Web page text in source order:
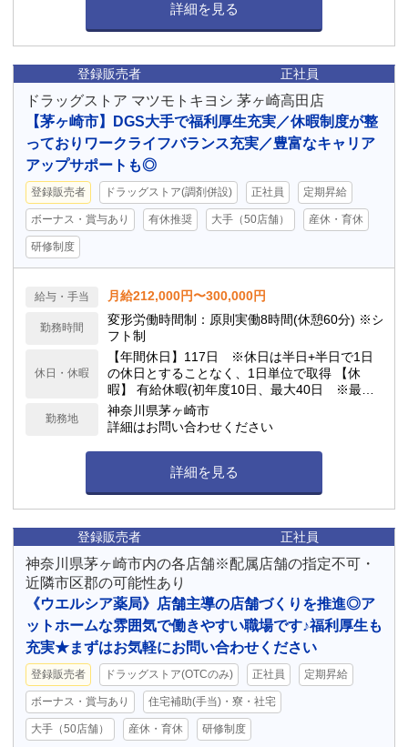
詳細を見る
登録販売者 正社員
ドラッグストア マツモトキヨシ 茅ヶ崎高田店
【茅ヶ崎市】DGS大手で福利厚生充実／休暇制度が整
っておりワークライフバランス充実／豊富なキャリア
アップサポートも◎
登録販売者 ドラッグストア(調剤併設) 正社員 定期昇給
ボーナス・賞与あり 有休推奨 大手（50店舗） 産休・育休
研修制度
給与・手当 月給212,000円〜300,000円
勤務時間
変形労働時間制：原則実働8時間(休憩60分) ※シ
フト制
休日・休暇
【年間休日】117日 ※休日は半日+半日で1日
の休日とすることなく、1日単位で取得 【休
暇】 有給休暇(初年度10日、最大40日 ※最低5
日間の有給休暇取得を義務付） 連続休暇(最大7
日）、慶弔休暇、アニバーサリー(1日）、 産
前産後(産前6週産後8週)、育児(最大2年）、介
護休業 他
勤務地
神奈川県茅ヶ崎市
詳細はお問い合わせください
詳細を見る
登録販売者 正社員
神奈川県茅ヶ崎市内の各店舗※配属店舗の指定不可・
近隣市区郡の可能性あり
《ウエルシア薬局》店舗主導の店舗づくりを推進◎ア
ットホームな雰囲気で働きやすい職場です♪福利厚生も
充実★まずはお気軽にお問い合わせください
登録販売者 ドラッグストア(OTCのみ) 正社員 定期昇給
ボーナス・賞与あり 住宅補助(手当)・寮・社宅
大手（50店舗） 産休・育休 研修制度